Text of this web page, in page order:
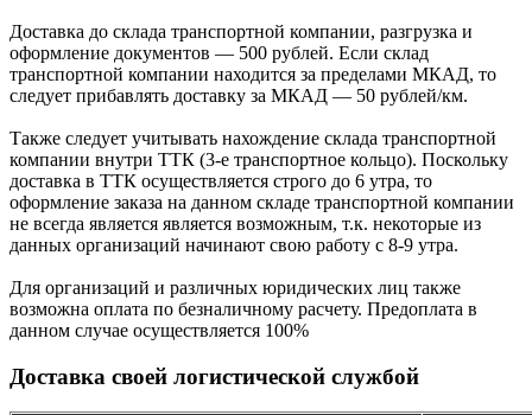
Доставка до склада транспортной компании, разгрузка и
оформление документов — 500 рублей. Если склад
транспортной компании находится за пределами МКАД, то
следует прибавлять доставку за МКАД — 50 рублей/км.
Также следует учитывать нахождение склада транспортной
компании внутри ТТК (3-е транспортное кольцо). Поскольку
доставка в ТТК осуществляется строго до 6 утра, то
оформление заказа на данном складе транспортной компании
не всегда является является возможным, т.к. некоторые из
данных организаций начинают свою работу с 8-9 утра.
Для организаций и различных юридических лиц также
возможна оплата по безналичному расчету. Предоплата в
данном случае осуществляется 100%
Доставка своей логистической службой